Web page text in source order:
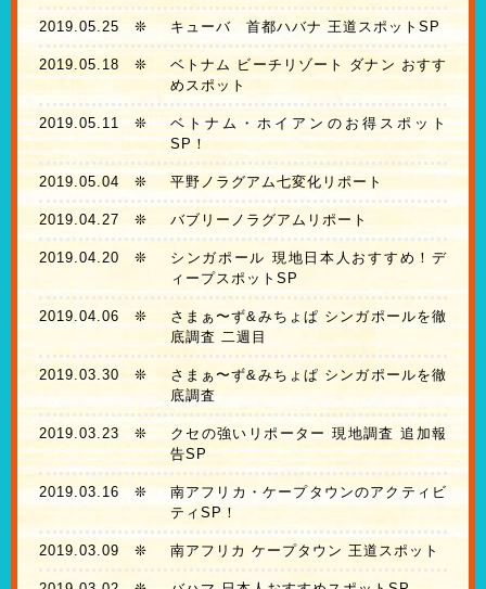
2019.05.25 ❊ キューバ 首都ハバナ 王道スポットSP
2019.05.18 ❊
ベトナム ビーチリゾート ダナン おすす
めスポット
2019.05.11 ❊
ベトナム・ホイアンのお得スポット
SP！
2019.05.04 ❊ 平野ノラグアム七変化リポート
2019.04.27 ❊ バブリーノラグアムリポート
2019.04.20 ❊
シンガポール 現地日本人おすすめ！デ
ィープスポットSP
2019.04.06 ❊
さまぁ〜ず&みちょぱ シンガポールを徹
底調査 二週目
2019.03.30 ❊
さまぁ〜ず&みちょぱ シンガポールを徹
底調査
2019.03.23 ❊
クセの強いリポーター 現地調査 追加報
告SP
2019.03.16 ❊
南アフリカ・ケープタウンのアクティビ
ティSP！
2019.03.09 ❊ 南アフリカ ケープタウン 王道スポット